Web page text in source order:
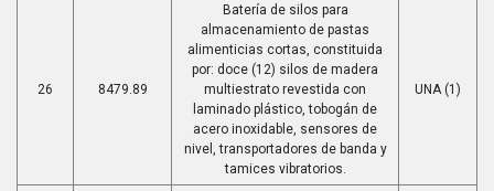
26 8479.89
Batería de silos para
almacenamiento de pastas
alimenticias cortas, constituida
por: doce (12) silos de madera
multiestrato revestida con
laminado plástico, tobogán de
acero inoxidable, sensores de
nivel, transportadores de banda y
tamices vibratorios.
UNA (1)